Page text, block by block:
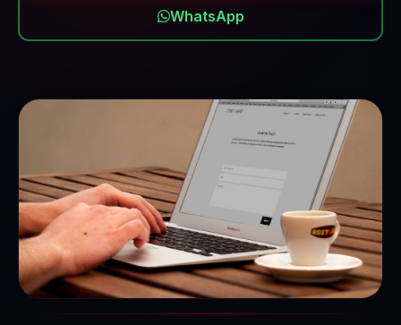
WhatsApp